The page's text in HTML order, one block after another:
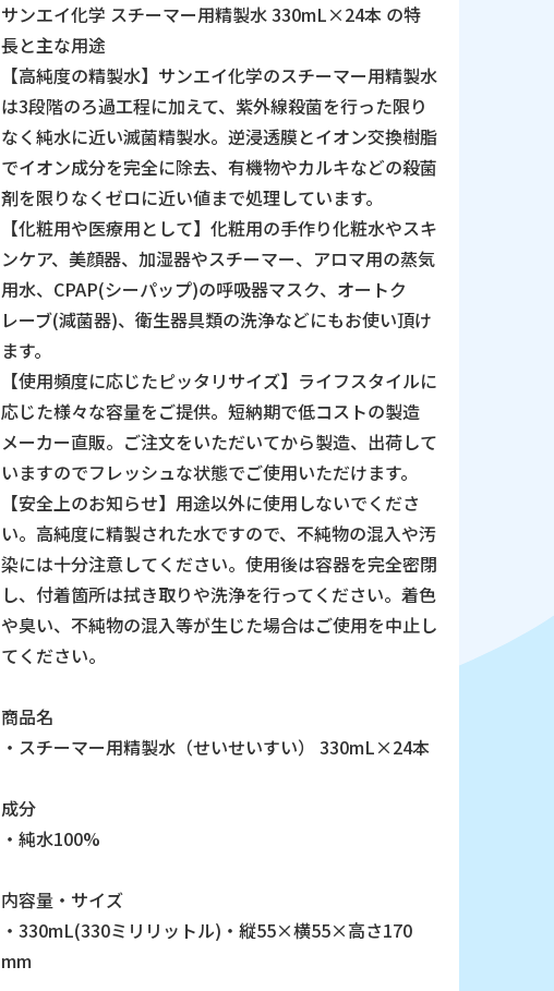
サンエイ化学 スチーマー用精製水 330mL×24本 の特
長と主な用途
【高純度の精製水】サンエイ化学のスチーマー用精製水
は3段階のろ過工程に加えて、紫外線殺菌を行った限り
なく純水に近い滅菌精製水。逆浸透膜とイオン交換樹脂
でイオン成分を完全に除去、有機物やカルキなどの殺菌
剤を限りなくゼロに近い値まで処理しています。
【化粧用や医療用として】化粧用の手作り化粧水やスキ
ンケア、美顔器、加湿器やスチーマー、アロマ用の蒸気
用水、CPAP(シーパップ)の呼吸器マスク、オートク
レーブ(減菌器)、衛生器具類の洗浄などにもお使い頂け
ます。
【使用頻度に応じたピッタリサイズ】ライフスタイルに
応じた様々な容量をご提供。短納期で低コストの製造
メーカー直販。ご注文をいただいてから製造、出荷して
いますのでフレッシュな状態でご使用いただけます。
【安全上のお知らせ】用途以外に使用しないでくださ
い。高純度に精製された水ですので、不純物の混入や汚
染には十分注意してください。使用後は容器を完全密閉
し、付着箇所は拭き取りや洗浄を行ってください。着色
や臭い、不純物の混入等が生じた場合はご使用を中止し
てください。
商品名
・スチーマー用精製水（せいせいすい） 330mL×24本
成分
・純水100%
内容量・サイズ
・330mL(330ミリリットル)・縦55×横55×高さ170
mm